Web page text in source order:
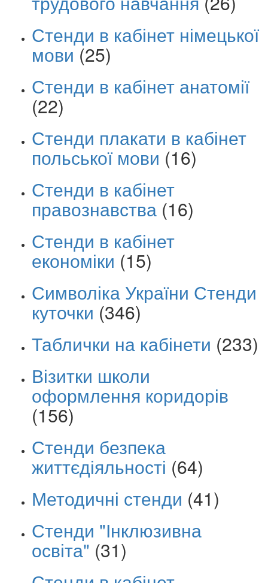
Стенди в кабінет німецької
мови (25)
Стенди в кабінет анатомії
(22)
Стенди плакати в кабінет
польської мови (16)
Стенди в кабінет
правознавства (16)
Стенди в кабінет
економіки (15)
Символіка України Стенди
куточки (346)
Таблички на кабінети (233)
Візитки школи
оформлення коридорів
(156)
Стенди безпека
життєдіяльності (64)
Методичні стенди (41)
Стенди "Інклюзивна
освіта" (31)